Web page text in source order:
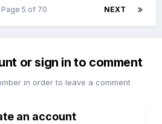
NEXT
Page 5 of 70
or sign in to comment
in order to leave a comment
an account